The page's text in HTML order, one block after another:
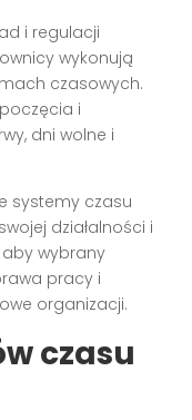
i regulacji
wykonują
czasowych.
i
dni wolne i
systemy czasu
działalności i
wybrany
pracy i
organizacji.
czasu